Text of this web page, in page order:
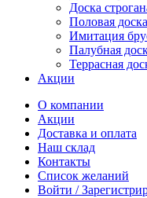
Доска
Половая доска
Имитация
Палубная
Террасная
Акции
О компании
Акции
Доставка и оплата
Наш склад
Контакты
Список желаний
Войти /